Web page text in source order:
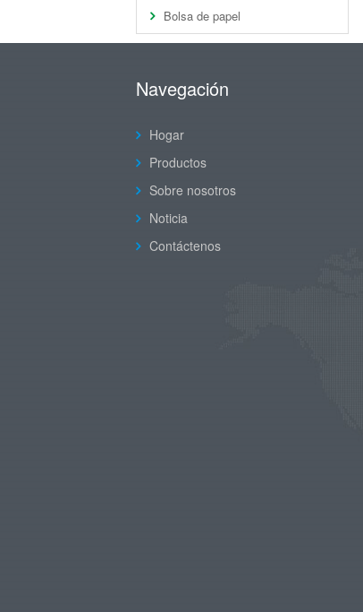
Bolsa de papel
Navegación
Hogar
Productos
Sobre nosotros
Noticia
Contáctenos